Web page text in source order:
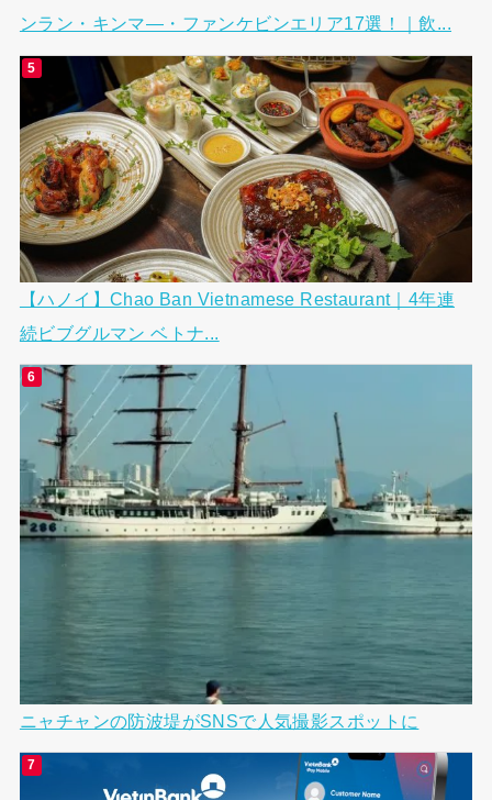
ンラン・キンマ―・ファンケビンエリア17選！｜飲...
【ハノイ】Chao Ban Vietnamese Restaurant｜4年連
続ビブグルマン ベトナ...
ニャチャンの防波堤がSNSで人気撮影スポットに